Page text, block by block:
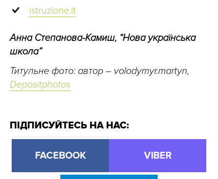
istruzione.it
Анна Степанова-Камиш, “Нова українська
школа”
Титульне фото: автор – volodymyr.martyn,
Depositphotos
ПІДПИСУЙТЕСЬ НА НАС:
FACEBOOK VIBER